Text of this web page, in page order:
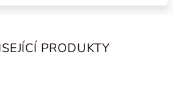
PRODUKTY